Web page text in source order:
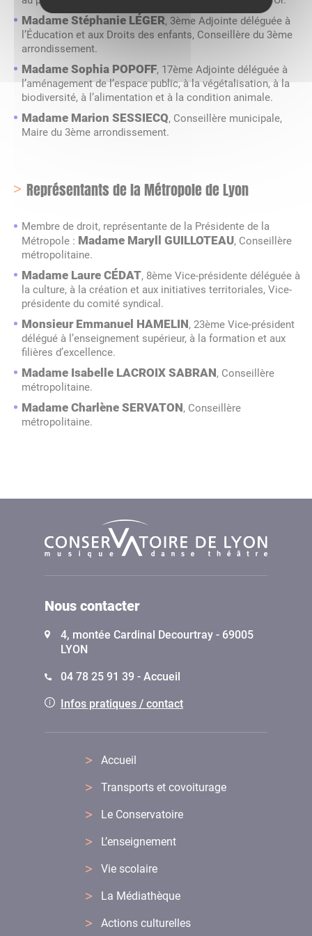
Madame Stéphanie LÉGER, 3ème Adjointe déléguée à
l’Éducation et aux Droits des enfants, Conseillère du 3ème
arrondissement.
Madame Sophia POPOFF, 17ème Adjointe déléguée à
l’aménagement de l’espace public, à la végétalisation, à la
biodiversité, à l’alimentation et à la condition animale.
Madame Marion SESSIECQ, Conseillère municipale,
Maire du 3ème arrondissement.
Représentants de la Métropole de Lyon
Membre de droit, représentante de la Présidente de la
Métropole : Madame Maryll GUILLOTEAU, Conseillère
métropolitaine.
Madame Laure CÉDAT, 8ème Vice-présidente déléguée à
la culture, à la création et aux initiatives territoriales, Vice-
présidente du comité syndical.
Monsieur Emmanuel HAMELIN, 23ème Vice-président
délégué à l’enseignement supérieur, à la formation et aux
filières d’excellence.
Madame Isabelle LACROIX SABRAN, Conseillère
métropolitaine.
Madame Charlène SERVATON, Conseillère
métropolitaine.
Nous contacter
4, montée Cardinal Decourtray - 69005
LYON
04 78 25 91 39 - Accueil
Infos pratiques / contact
Accueil
Transports et covoiturage
Le Conservatoire
L’enseignement
Vie scolaire
La Médiathèque
Actions culturelles